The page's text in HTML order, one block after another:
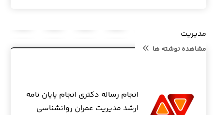
مدیریت
مشاهده نوشته ها
انجام رساله دکتری انجام پایان نامه
ارشد مدیریت عمران روانشناسی